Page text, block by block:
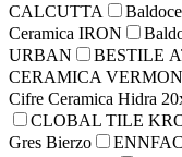
CALCUTTA
Ceramica IRON
URBAN
BESTILE
CERAMICA
Cifre Ceramica Hidra
CLOBAL TILE
Gres Bierzo